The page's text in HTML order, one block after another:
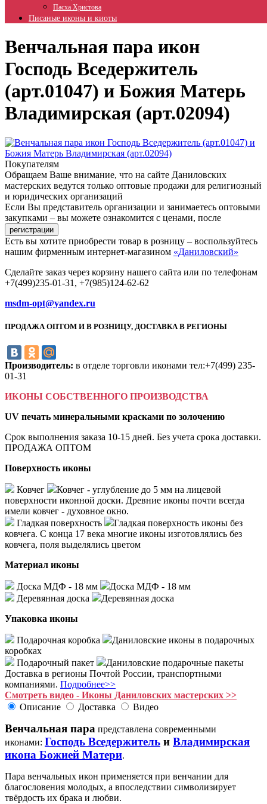
Пасха Христова
Писаные иконы и киоты
Венчальная пара икон
Господь Вседержитель
(арт.01047) и Божия Матерь
Владимирская (арт.02094)
Покупателям
Обращаем Ваше внимание, что на сайте Даниловских
мастерских ведутся только оптовые продажи для религиозный
и юридических организаций
Если Вы представитель организации и занимаетесь оптовыми
закупками – вы можете ознакомится с ценами, после
Есть вы хотите приобрести товар в розницу – воспользуйтесь
нашим фирменным интернет-магазином «Даниловский»
Сделайте заказ через корзину нашего сайта или по телефонам
+7(499)235-01-31, +7(985)124-62-62
msdm-opt@yandex.ru
ПРОДАЖА ОПТОМ И В РОЗНИЦУ, ДОСТАВКА В РЕГИОНЫ
Производитель: в отделе торговли иконами тел:+7(499) 235-
01-31
ИКОНЫ СОБСТВЕННОГО ПРОИЗВОДСТВА
UV печать минеральными красками по золочению
Срок выполнения заказа 10-15 дней. Без учета срока доставки.
ПРОДАЖА ОПТОМ
Поверхность иконы
Ковчег
Ковчег - углубление до 5 мм на лицевой
поверхности иконной доски. Древние иконы почти всегда
имели ковчег - духовное окно.
Гладкая поверхность
Гладкая поверхность иконы без
ковчега. С конца 17 века многие иконы изготовлялись без
ковчега, поля выделялись цветом
Материал иконы
Доска МДФ - 18 мм
Доска МДФ - 18 мм
Деревянная доска
Деревянная доска
Упаковка иконы
Подарочная коробка
Даниловские иконы в подарочных
коробках
Подарочный пакет
Даниловские подарочные пакеты
Доставка в регионы Почтой России, транспортными
компаниями. Подробнее>>
Смотреть видео - Иконы Даниловских мастерских >>
Описание
Доставка Видео
Венчальная пара представлена современными
иконами: Господь Вседержитель и Владимирская
икона Божией Матери.
Пара венчальных икон применяется при венчании для
благословения молодых, а впоследствии символизирует
твёрдость их брака и любви.